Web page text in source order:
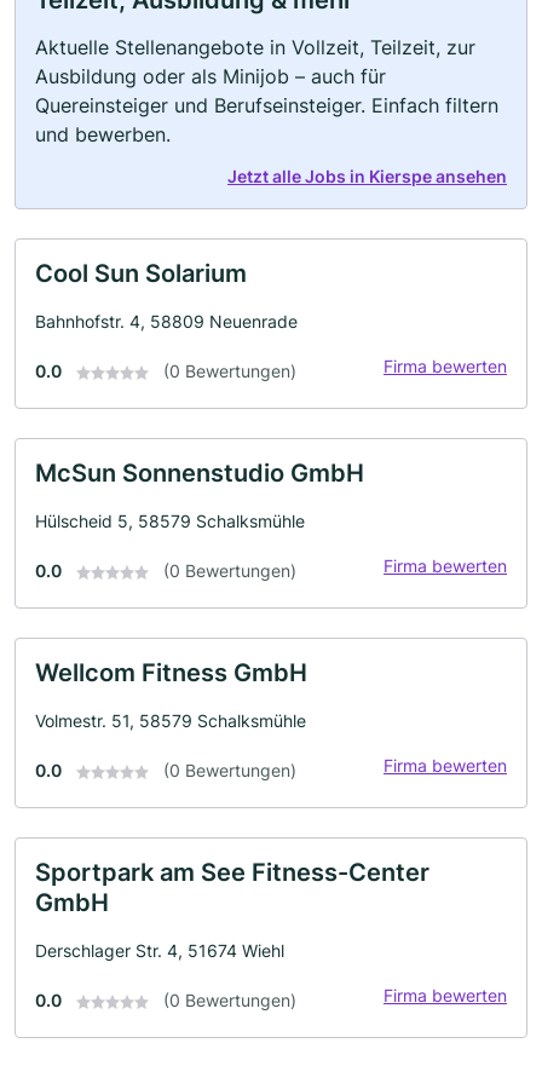
Aktuelle Stellenangebote in Vollzeit, Teilzeit, zur
Ausbildung oder als Minijob – auch für
Quereinsteiger und Berufseinsteiger. Einfach filtern
und bewerben.
Jetzt alle Jobs in Kierspe ansehen
Cool Sun Solarium
Bahnhofstr. 4, 58809 Neuenrade
0.0 (0 Bewertungen) Firma bewerten
McSun Sonnenstudio GmbH
Hülscheid 5, 58579 Schalksmühle
0.0 (0 Bewertungen) Firma bewerten
Wellcom Fitness GmbH
Volmestr. 51, 58579 Schalksmühle
0.0 (0 Bewertungen) Firma bewerten
Sportpark am See Fitness-Center
GmbH
Derschlager Str. 4, 51674 Wiehl
0.0 (0 Bewertungen) Firma bewerten